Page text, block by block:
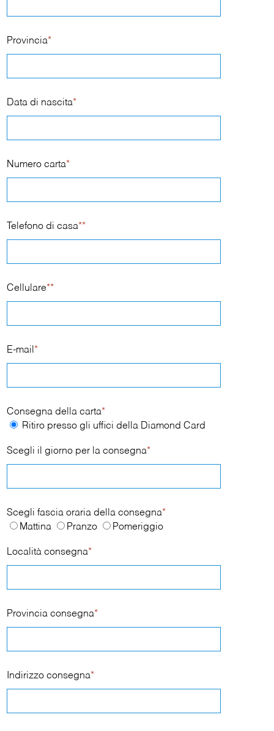
Provincia*
Data di nascita*
Numero carta*
Telefono di casa**
Cellulare**
E-mail *
Consegna della carta*
Ritiro presso gli uffici della Diamond Card
Scegli il giorno per la consegna*
Scegli fascia oraria della consegna*
Mattina
Pranzo Pomeriggio
Località consegna*
Provincia consegna*
Indirizzo consegna*